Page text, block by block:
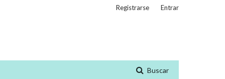
Buscar
Registrarse Entrar